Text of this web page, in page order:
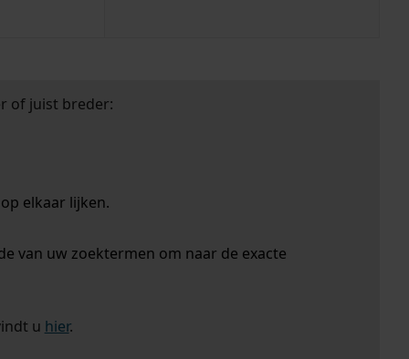
of juist breder:
elkaar lijken.
van uw zoektermen om naar de exacte
u hier.